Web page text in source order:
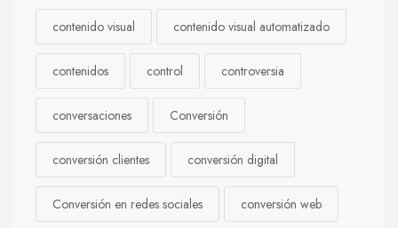
contenido visual contenido visual automatizado
contenidos control controversia
conversaciones Conversión
conversión clientes conversión digital
Conversión en redes sociales conversión web